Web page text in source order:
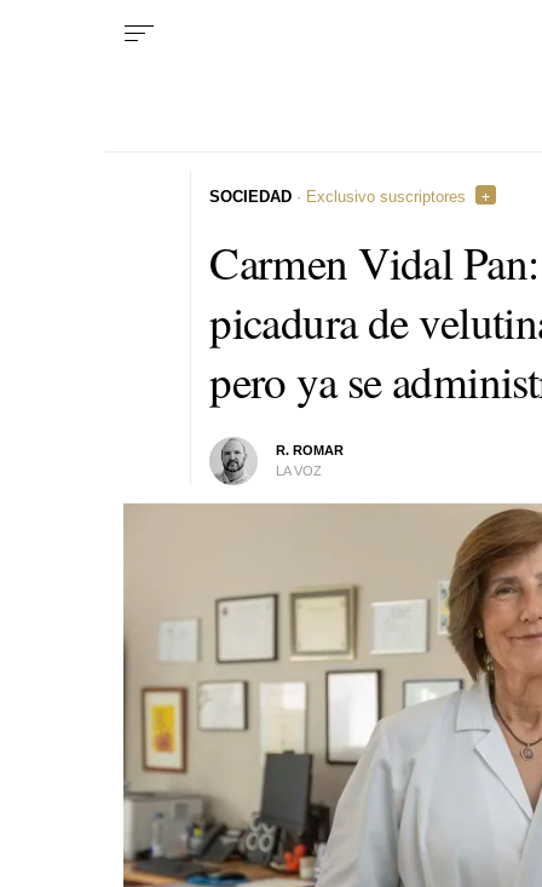
Carmen Vidal
picadura de
pero ya se
R. ROMAR
LA VOZ
SOCIEDAD · Exclusivo suscriptores